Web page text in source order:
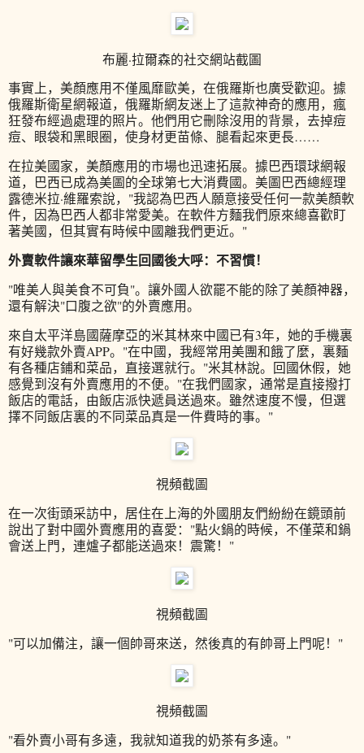
布麗·拉爾森的社交網站截圖
事實上，美顏應用不僅風靡歐美，在俄羅斯也廣受歡迎。據
俄羅斯衛星網報道，俄羅斯網友迷上了這款神奇的應用，瘋
狂發布經過處理的照片。他們用它刪除沒用的背景，去掉痘
痘、眼袋和黑眼圈，使身材更苗條、腿看起來更長……
在拉美國家，美顏應用的市場也迅速拓展。據巴西環球網報
道，巴西已成為美圖的全球第七大消費國。美圖巴西總經理
露德米拉·維羅索說，"我認為巴西人願意接受任何一款美顏軟
件，因為巴西人都非常愛美。在軟件方麵我們原來總喜歡盯
著美國，但其實有時候中國離我們更近。"
外賣軟件讓來華留學生回國後大呼：不習慣！
"唯美人與美食不可負"。讓外國人欲罷不能的除了美顏神器，
還有解決"口腹之欲"的外賣應用。
來自太平洋島國薩摩亞的米其林來中國已有3年，她的手機裏
有好幾款外賣APP。"在中國，我經常用美團和餓了麼，裏麵
有各種店鋪和菜品，直接選就行。"米其林說。回國休假，她
感覺到沒有外賣應用的不便。"在我們國家，通常是直接撥打
飯店的電話，由飯店派快遞員送過來。雖然速度不慢，但選
擇不同飯店裏的不同菜品真是一件費時的事。"
視頻截圖
在一次街頭采訪中，居住在上海的外國朋友們紛紛在鏡頭前
說出了對中國外賣應用的喜愛："點火鍋的時候，不僅菜和鍋
會送上門，連爐子都能送過來！震驚！"
視頻截圖
"可以加備注，讓一個帥哥來送，然後真的有帥哥上門呢！"
視頻截圖
"看外賣小哥有多遠，我就知道我的奶茶有多遠。"